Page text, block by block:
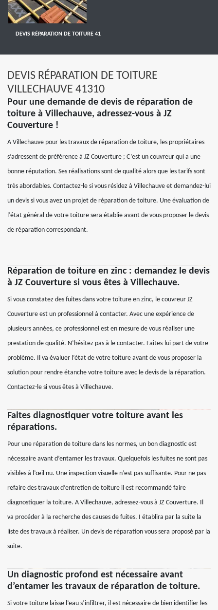
DEVIS RÉPARATION DE TOITURE 41
DEVIS RÉPARATION DE TOITURE
VILLECHAUVE 41310
Pour une demande de devis de réparation de
toiture à Villechauve, adressez-vous à JZ
Couverture !
A Villechauve pour les travaux de réparation de toiture, les propriétaires
s’adressent de préférence à JZ Couverture ; C’est un couvreur qui a une
bonne réputation. Ses réalisations sont de qualité alors que les tarifs sont
très abordables. Contactez-le si vous résidez à Villechauve et demandez-lui
un devis si vous avez un projet de réparation de toiture. Une évaluation de
l’état général de votre toiture sera établie avant de vous proposer le devis
de réparation correspondant.
Réparation de toiture en zinc : demandez le devis
à JZ Couverture si vous êtes à Villechauve.
Si vous constatez des fuites dans votre toiture en zinc, le couvreur JZ
Couverture est un professionnel à contacter. Avec une expérience de
plusieurs années, ce professionnel est en mesure de vous réaliser une
prestation de qualité. N’hésitez pas à le contacter. Faites-lui part de votre
problème. Il va évaluer l’état de votre toiture avant de vous proposer la
solution pour rendre étanche votre toiture avec le devis de la réparation.
Contactez-le si vous êtes à Villechauve.
Faites diagnostiquer votre toiture avant les
réparations.
Pour une réparation de toiture dans les normes, un bon diagnostic est
nécessaire avant d’entamer les travaux. Quelquefois les fuites ne sont pas
visibles à l’œil nu. Une inspection visuelle n’est pas suffisante. Pour ne pas
refaire des travaux d’entretien de toiture il est recommandé faire
diagnostiquer la toiture. A Villechauve, adressez-vous à JZ Couverture. Il
va procéder à la recherche des causes de fuites. I établira par la suite la
liste des travaux à réaliser. Un devis de réparation vous sera proposé par la
suite.
Un diagnostic profond est nécessaire avant
d’entamer les travaux de réparation de toiture.
Si votre toiture laisse l’eau s’infiltrer, il est nécessaire de bien identifier les